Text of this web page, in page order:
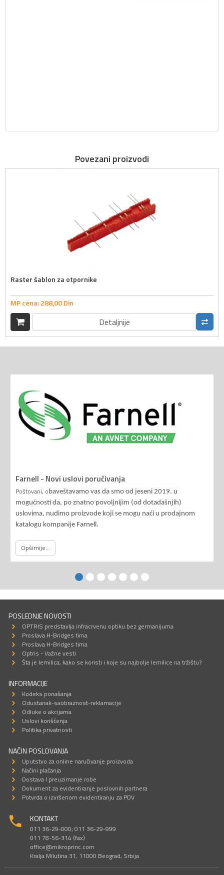
Povezani proizvodi
Raster šablon za otpornike
MP cena:288,00Din
Detaljnije
Farnell - Novi uslovi poručivanja
Poštovani, o baveštavamo vas da smo od jeseni 2019. u
mogućnosti da, po znatno povoljnijim (od dotadašnjih)
uslovima, nudimo proizvode koji se mogu naći u prodajnom
katalogu kompanije Farnell.
Opširnije...
POSLEDNJE NOVOSTI
OPTRIS predstavlja infracrvenu optiku bez germanijuma
Proslava H-Bridges tima
Proslava H-Bridges tima
Optris - Važne vesti
Šta je lemilica, kako se koristi i koje su najbolje lemilice na tržištu?
INFORMACIJE
Kodeks ponašanja
Odustanak-saobraznost-reklamacije
Odluke o akcijama
Uslovi korišćenja
Politika privatnosti
NAČIN POSLOVANJA
Uputstvo za online naručivanje proizvoda
Načini plaćanja
Dostava I preuzimanje robe
Dokument za evidentiranje poslovnih partnera
Potvrda o izvršenom evidentiranju za PDV
KONTAKT
011 36-29-000; 011 36-29-999
011 78-56-314 (fax)
office@mikroprinc.com
Kralja Milutina 31, 11000 Beograd, Srbija